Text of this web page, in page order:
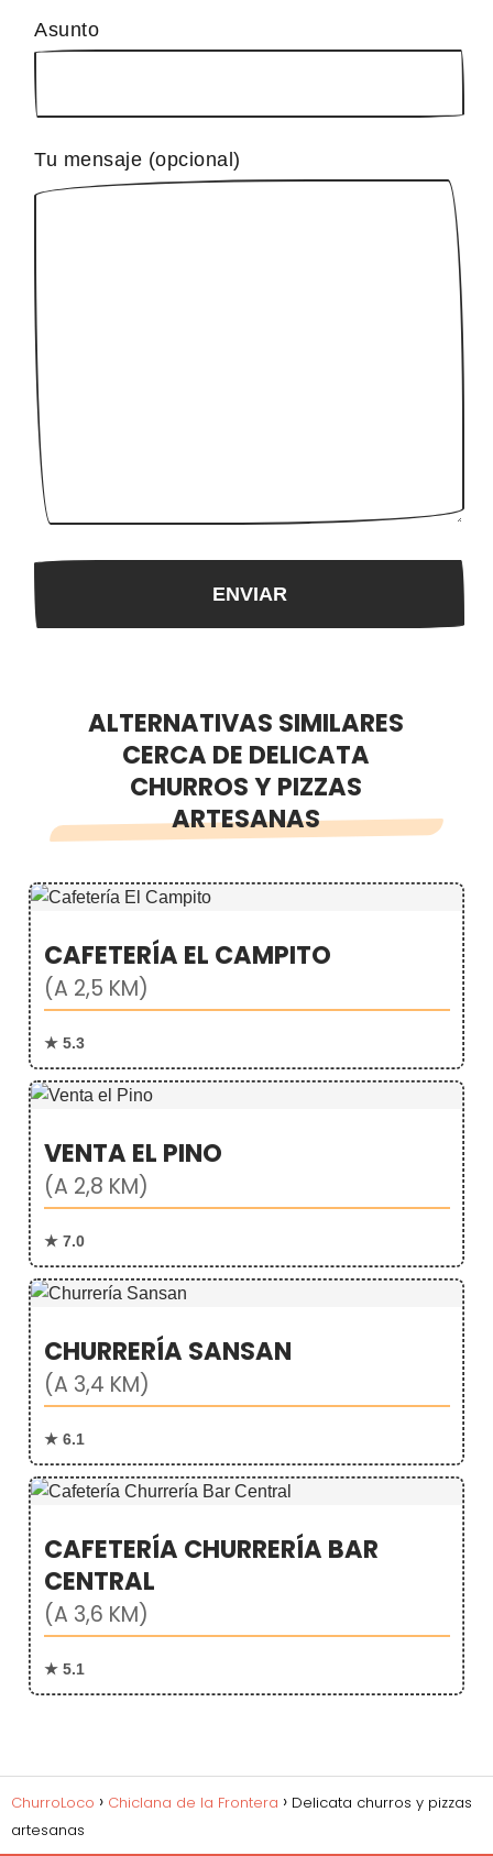
Asunto
Tu mensaje (opcional)
ALTERNATIVAS SIMILARES
CERCA DE DELICATA
CHURROS Y PIZZAS
ARTESANAS
CAFETERÍA EL CAMPITO
(A 2,5 KM)
★ 5.3
VENTA EL PINO
(A 2,8 KM)
★ 7.0
CHURRERÍA SANSAN
(A 3,4 KM)
★ 6.1
CAFETERÍA CHURRERÍA BAR
CENTRAL
(A 3,6 KM)
★ 5.1
ChurroLoco Chiclana de la Frontera
Delicata churros y pizzas
artesanas